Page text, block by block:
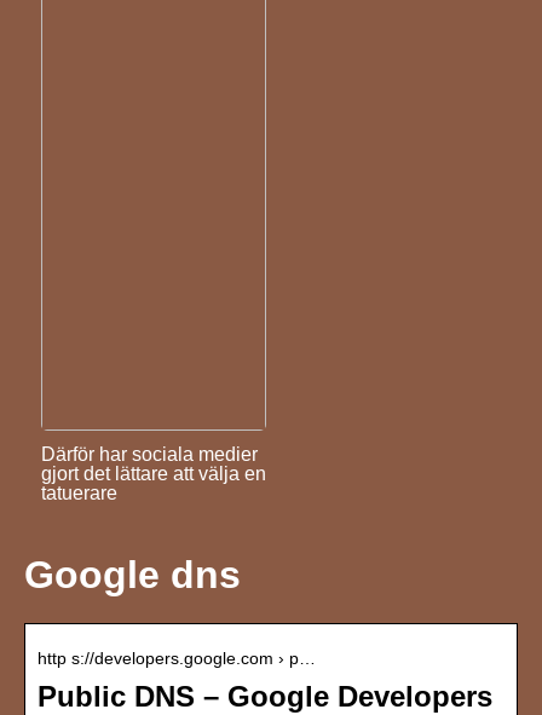
Därför har sociala medier
gjort det lättare att välja en
tatuerare
Google dns
http s://developers.google.com › p…
Public DNS – Google Developers